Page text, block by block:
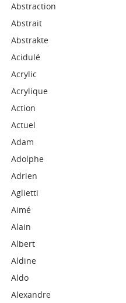
Abstraction
Abstrait
Abstrakte
Acidulé
Acrylic
Acrylique
Action
Actuel
Adam
Adolphe
Adrien
Aglietti
Aimé
Alain
Albert
Aldine
Aldo
Alexandre